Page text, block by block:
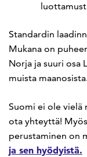
Standardin
Mukana on
Norja ja suuri osa
muista maanosista.
Suomi ei ole vielä
ota yhteyttä!
perustaminen on
ja sen hyödyistä.